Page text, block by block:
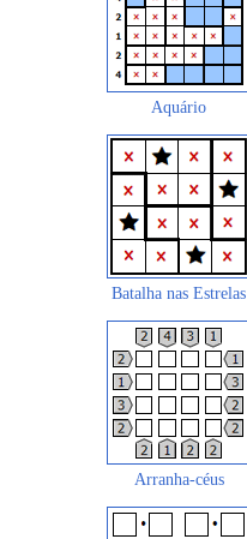
Aquário
Batalha nas Estrelas
Arranha-céus